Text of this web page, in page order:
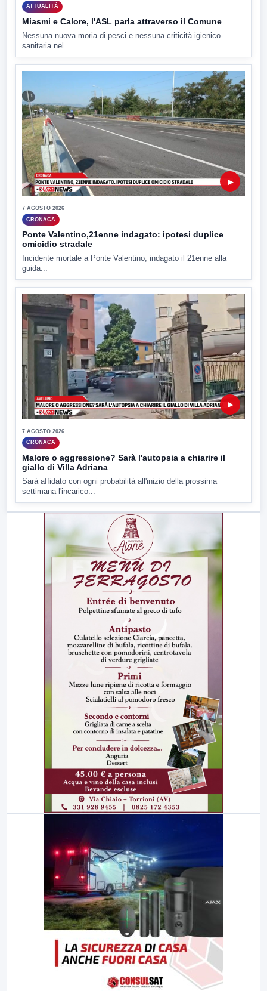
ATTUALITÀ
Miasmi e Calore, l'ASL parla attraverso il Comune
Nessuna nuova moria di pesci e nessuna criticità igienico-
sanitaria nel...
▶
7 AGOSTO 2026
CRONACA
Ponte Valentino,21enne indagato: ipotesi duplice
omicidio stradale
Incidente mortale a Ponte Valentino, indagato il 21enne alla
guida...
▶
7 AGOSTO 2026
CRONACA
Malore o aggressione? Sarà l'autopsia a chiarire il
giallo di Villa Adriana
Sarà affidato con ogni probabilità all'inizio della prossima
settimana l'incarico...